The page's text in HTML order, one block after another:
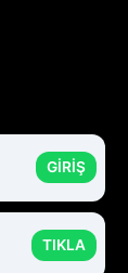
GİRİŞ
TIKLA